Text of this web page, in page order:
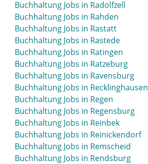
Buchhaltung Jobs in Radolfzell
Buchhaltung Jobs in Rahden
Buchhaltung Jobs in Rastatt
Buchhaltung Jobs in Rastede
Buchhaltung Jobs in Ratingen
Buchhaltung Jobs in Ratzeburg
Buchhaltung Jobs in Ravensburg
Buchhaltung Jobs in Recklinghausen
Buchhaltung Jobs in Regen
Buchhaltung Jobs in Regensburg
Buchhaltung Jobs in Reinbek
Buchhaltung Jobs in Reinickendorf
Buchhaltung Jobs in Remscheid
Buchhaltung Jobs in Rendsburg